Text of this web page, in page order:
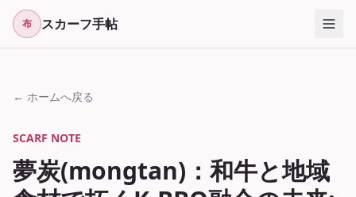
布 スカーフ手帖
← ホームへ戻る
SCARF NOTE
夢炭(mongtan)：和牛と地域